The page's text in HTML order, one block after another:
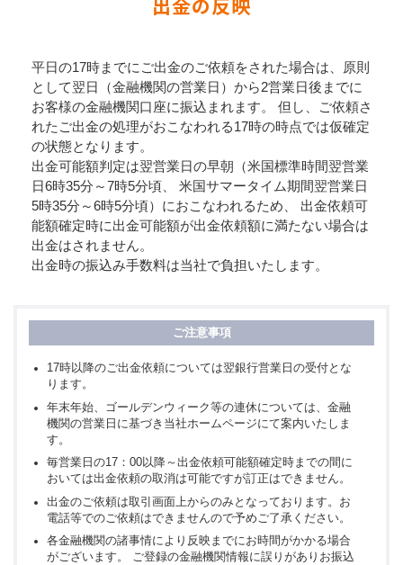
出金の反映
平日の17時までにご出金のご依頼をされた場合は、原則
として翌日（金融機関の営業日）から2営業日後までに
お客様の金融機関口座に振込まれます。 但し、ご依頼さ
れたご出金の処理がおこなわれる17時の時点では仮確定
の状態となります。
出金可能額判定は翌営業日の早朝（米国標準時間翌営業
日6時35分～7時5分頃、 米国サマータイム期間翌営業日
5時35分～6時5分頃）におこなわれるため、 出金依頼可
能額確定時に出金可能額が出金依頼額に満たない場合は
出金はされません。
出金時の振込み手数料は当社で負担いたします。
17時以降のご出金依頼については翌銀行営業日の受付とな
ります。
年末年始、ゴールデンウィーク等の連休については、金融
機関の営業日に基づき当社ホームページにて案内いたしま
す。
毎営業日の17：00以降～出金依頼可能額確定時までの間に
おいては出金依頼の取消は可能ですが訂正はできません。
出金のご依頼は取引画面上からのみとなっております。お
電話等でのご依頼はできませんので予めご了承ください。
各金融機関の諸事情により反映までにお時間がかかる場合
がございます。 ご登録の金融機関情報に誤りがありお振込